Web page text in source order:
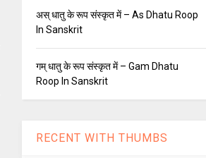
अस् धातु के रूप संस्कृत में – As Dhatu Roop
In Sanskrit
गम् धातु के रूप संस्कृत में – Gam Dhatu
Roop In Sanskrit
RECENT WITH THUMBS